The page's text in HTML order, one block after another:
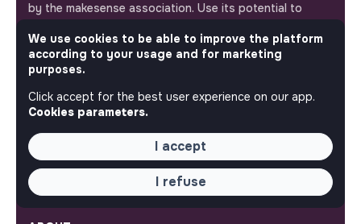
by the makesense association. Use its potential to
more respectful, inclusive and sustainable society.
Our mobile app
miss an opportunity.
Android
We use cookies to be able to improve the platform
according to your usage and for marketing
purposes.
Click accept for the best user experience on our app.
Cookies parameters.
I accept
I refuse